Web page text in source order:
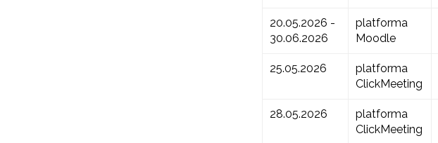
20.05.2026 -
30.06.2026
platforma
Moodle
25.05.2026
platforma
ClickMeeting
28.05.2026
platforma
ClickMeeting